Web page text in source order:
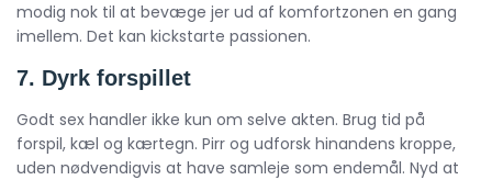
modig nok til at bevæge jer ud af komfortzonen en gang
imellem. Det kan kickstarte passionen.
7. Dyrk forspillet
Godt sex handler ikke kun om selve akten. Brug tid på
forspil, kæl og kærtegn. Pirr og udforsk hinandens kroppe,
uden nødvendigvis at have samleje som endemål. Nyd at